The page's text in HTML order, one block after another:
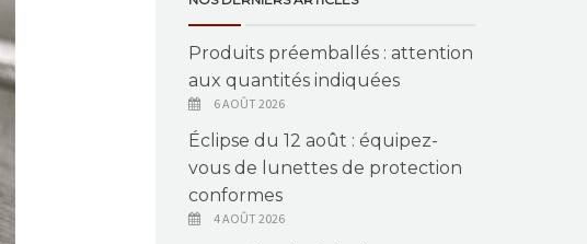
Produits préemballés : attention
aux quantités indiquées
6 AOÛT 2026
Éclipse du 12 août : équipez-
vous de lunettes de protection
conformes
4 AOÛT 2026